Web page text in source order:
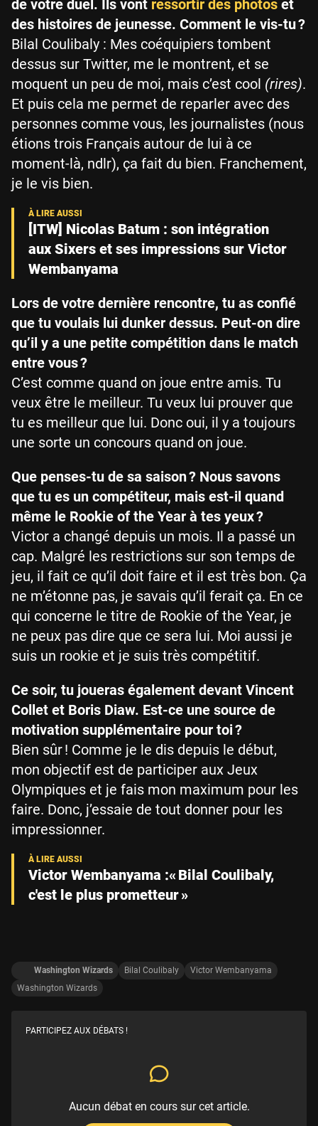
de votre duel. Ils vont ressortir des photos et
des histoires de jeunesse. Comment le vis-tu ?
Bilal Coulibaly : Mes coéquipiers tombent
dessus sur Twitter, me le montrent, et se
moquent un peu de moi, mais c’est cool (rires).
Et puis cela me permet de reparler avec des
personnes comme vous, les journalistes (nous
étions trois Français autour de lui à ce
moment-là, ndlr), ça fait du bien. Franchement,
je le vis bien.
[ITW] Nicolas Batum : son intégration
aux Sixers et ses impressions sur Victor
Wembanyama
Lors de votre dernière rencontre, tu as confié
que tu voulais lui dunker dessus. Peut-on dire
qu’il y a une petite compétition dans le match
entre vous ?
C’est comme quand on joue entre amis. Tu
veux être le meilleur. Tu veux lui prouver que
tu es meilleur que lui. Donc oui, il y a toujours
une sorte un concours quand on joue.
Que penses-tu de sa saison ? Nous savons
que tu es un compétiteur, mais est-il quand
même le Rookie of the Year à tes yeux ?
Victor a changé depuis un mois. Il a passé un
cap. Malgré les restrictions sur son temps de
jeu, il fait ce qu’il doit faire et il est très bon. Ça
ne m’étonne pas, je savais qu’il ferait ça. En ce
qui concerne le titre de Rookie of the Year, je
ne peux pas dire que ce sera lui. Moi aussi je
suis un rookie et je suis très compétitif.
Ce soir, tu joueras également devant Vincent
Collet et Boris Diaw. Est-ce une source de
motivation supplémentaire pour toi ?
Bien sûr ! Comme je le dis depuis le début,
mon objectif est de participer aux Jeux
Olympiques et je fais mon maximum pour les
faire. Donc, j’essaie de tout donner pour les
impressionner.
Victor Wembanyama :« Bilal Coulibaly,
c'est le plus prometteur »
Washington Wizards Bilal Coulibaly
Victor Wembanyama
Washington Wizards
PARTICIPEZ AUX DÉBATS !
Aucun débat en cours sur cet article.